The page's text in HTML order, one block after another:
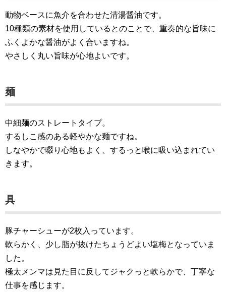
動物ベースに魚介を合わせた清湯醤油です。
10種類の素材を使用しているとのことで、重奏的な旨味に
ふくよかな醤油がよく合いますね。
やさしく丸い旨味が心地よいです。
麺
中細麺のストレートタイプ。
するしこ感のある軽やかな麺ですね。
しなやかで啜り心地もよく、するっと喉に吸い込まれてい
きます。
具
豚チャーシューが2枚入っています。
軟らかく、少し脂が抜けたちょうどよい塩梅となっていま
した。
極太メンマは見た目に反してジャクっと軟らかで、丁寧な
仕事を感じます。